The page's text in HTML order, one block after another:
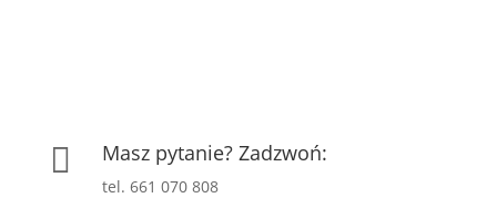
 Masz pytanie? Zadzwoń:
tel. 661 070 808